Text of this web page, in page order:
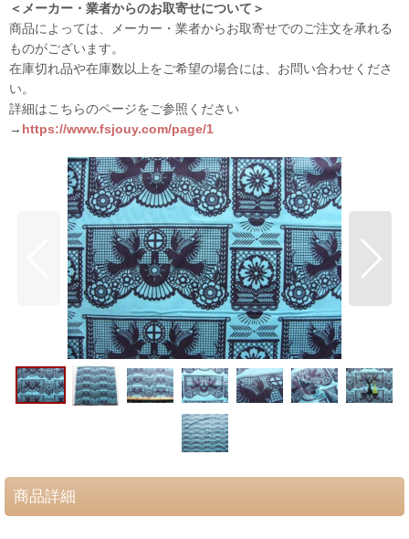
＜メーカー・業者からのお取寄せについて＞
商品によっては、メーカー・業者からお取寄せでのご注文を承れる
ものがございます。
在庫切れ品や在庫数以上をご希望の場合には、お問い合わせくださ
い。
詳細はこちらのページをご参照ください
→ https://www.fsjouy.com/page/1
商品詳細